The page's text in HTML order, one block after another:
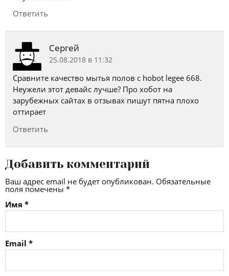
Ответить
Сергей
25.08.2018 в 11:32
Сравните качество мытья полов с hobot legee 668.
Неужели этот девайс лучше? Про хобот на
зарубежных сайтах в отзывах пишут пятна плохо
оттирает
Ответить
Добавить комментарий
Ваш адрес email не будет опубликован. Обязательные
поля помечены *
Имя *
Email *